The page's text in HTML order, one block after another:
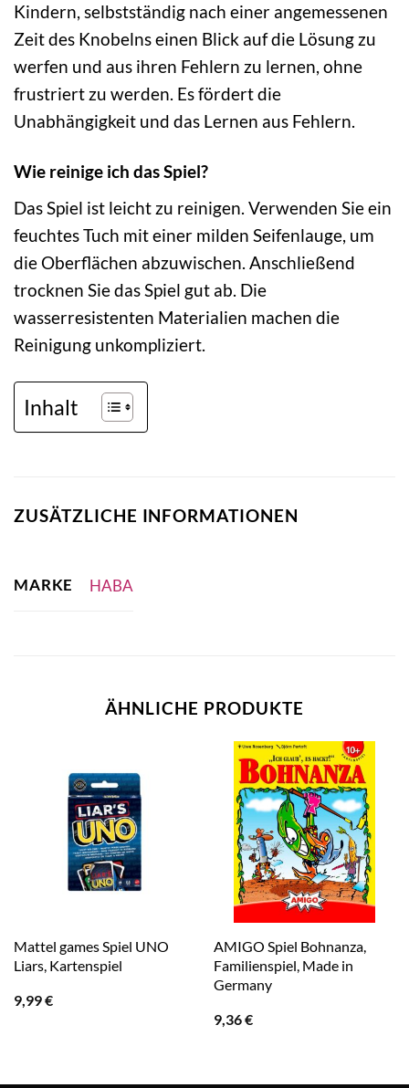
Kindern, selbstständig nach einer angemessenen
Zeit des Knobelns einen Blick auf die Lösung zu
werfen und aus ihren Fehlern zu lernen, ohne
frustriert zu werden. Es fördert die
Unabhängigkeit und das Lernen aus Fehlern.
Wie reinige ich das Spiel?
Das Spiel ist leicht zu reinigen. Verwenden Sie ein
feuchtes Tuch mit einer milden Seifenlauge, um
die Oberflächen abzuwischen. Anschließend
trocknen Sie das Spiel gut ab. Die
wasserresistenten Materialien machen die
Reinigung unkompliziert.
Inhalt
ZUSÄTZLICHE INFORMATIONEN
MARKE HABA
ÄHNLICHE PRODUKTE
Mattel games Spiel UNO
Liars, Kartenspiel
9,99€
AMIGO Spiel Bohnanza,
Familienspiel, Made in
Germany
9,36€